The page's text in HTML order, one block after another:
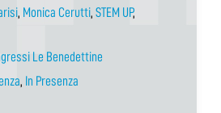
, Monica Cerutti, STEM UP,
Le Benedettine
, In Presenza